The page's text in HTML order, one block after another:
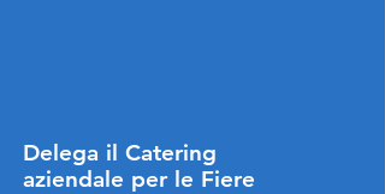
Delega il Catering
aziendale per le Fiere